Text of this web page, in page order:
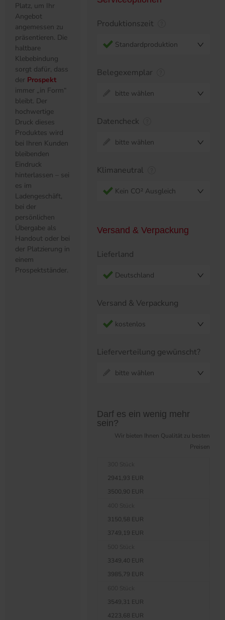
Platz, um Ihr
Angebot
angemessen zu
präsentieren. Die
haltbare
Klebebindung
sorgt dafür, dass
der Prospekt
immer „in Form“
bleibt. Der
hochwertige
Druck dieses
Produktes wird
bei Ihren Kunden
bleibenden
Eindruck
hinterlassen – sei
es im
Ladengeschäft,
bei der
persönlichen
Übergabe als
Handout oder bei
der Platzierung in
einem
Prospektständer.
Produktionszeit
Standardproduktion
Belegexemplar
bitte wählen
Datencheck
bitte wählen
Klimaneutral
Kein CO² Ausgleich
Versand & Verpackung
Lieferland
Deutschland
Versand & Verpackung
kostenlos
Lieferverteilung gewünscht?
bitte wählen
Darf es ein wenig mehr
sein?
Wir bieten Ihnen Qualität zu besten
Preisen
2941,93 EUR
3500,90 EUR
3150,58 EUR
3749,19 EUR
3349,40 EUR
3985,79 EUR
3549,31 EUR
4223,68 EUR